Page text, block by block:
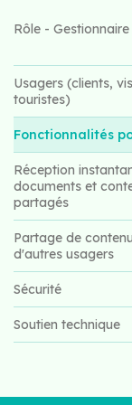
Rôle -
Usagers (clients,
touristes)
Fonctionnalités
Réception
documents et
partagés
Partage de
d'autres usagers
Sécurité
Soutien technique